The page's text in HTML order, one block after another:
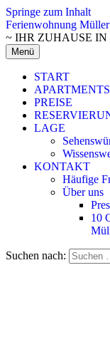
Springe zum Inhalt
Ferienwohnung Müller
~ IHR ZUHAUSE
Menü
START
APARTMENTS
PREISE
LAGE
KONTAKT
Häufige
Über uns
10
Suchen nach: